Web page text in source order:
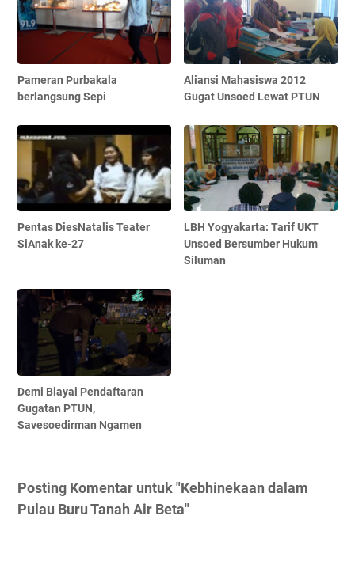
Pameran Purbakala
berlangsung Sepi
Aliansi Mahasiswa 2012
Gugat Unsoed Lewat PTUN
Pentas DiesNatalis Teater
SiAnak ke-27
LBH Yogyakarta: Tarif UKT
Unsoed Bersumber Hukum
Siluman
Demi Biayai Pendaftaran
Gugatan PTUN,
Savesoedirman Ngamen
Posting Komentar untuk "Kebhinekaan dalam
Pulau Buru Tanah Air Beta"